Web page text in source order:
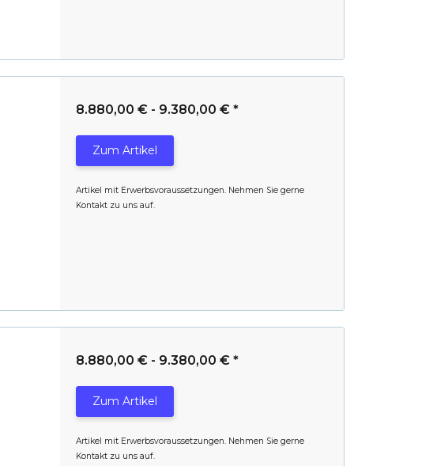
8.880,00 € - 9.380,00 € *
Zum Artikel
Artikel mit Erwerbsvoraussetzungen. Nehmen Sie gerne
Kontakt zu uns auf.
8.880,00 € - 9.380,00 € *
Zum Artikel
Artikel mit Erwerbsvoraussetzungen. Nehmen Sie gerne
Kontakt zu uns auf.